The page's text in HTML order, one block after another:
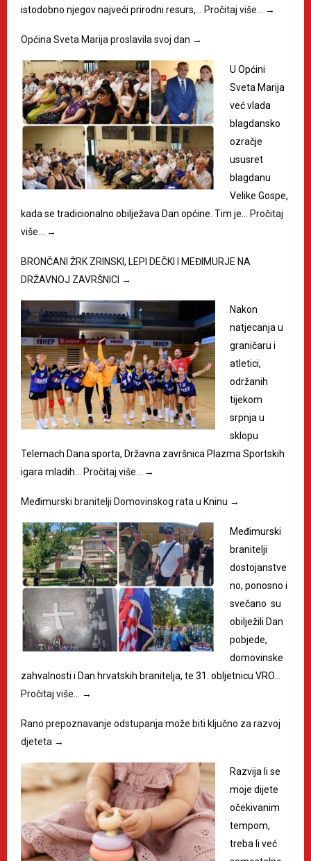
istodobno njegov najveći prirodni resurs,…
Pročitaj više… →
Općina Sveta Marija proslavila svoj dan →
U Općini
Sveta Marija
već vlada
blagdansko
ozračje
ususret
blagdanu
Velike Gospe,
kada se tradicionalno obilježava Dan općine. Tim je…
Pročitaj
više…
→
BRONČANI ŽRK ZRINSKI, LEPI DEČKI I MEĐIMURJE NA
DRŽAVNOJ ZAVRŠNICI →
Nakon
natjecanja u
graničaru i
atletici,
održanih
tijekom
srpnja u
sklopu
Telemach Dana sporta, Državna završnica Plazma Sportskih
igara mladih…
Pročitaj više… →
Međimurski branitelji Domovinskog rata u Kninu →
Međimurski
branitelji
dostojanstve
no, ponosno i
svečano su
obilježili Dan
pobjede,
domovinske
zahvalnosti i Dan hrvatskih branitelja, te 31. obljetnicu VRO…
Pročitaj više…
→
Rano prepoznavanje odstupanja može biti ključno za razvoj
djeteta →
Razvija li se
moje dijete
očekivanim
tempom,
treba li već